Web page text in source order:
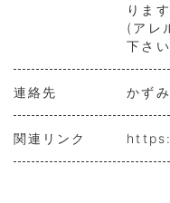
ります
(アレ
下さ
連絡先 かず
関連リンク